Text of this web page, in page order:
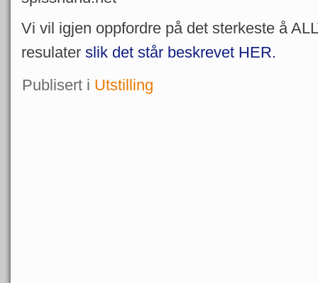
Vi vil igjen oppfordre på det sterkeste å
resulater slik det står beskrevet HER.
Publisert i Utstilling